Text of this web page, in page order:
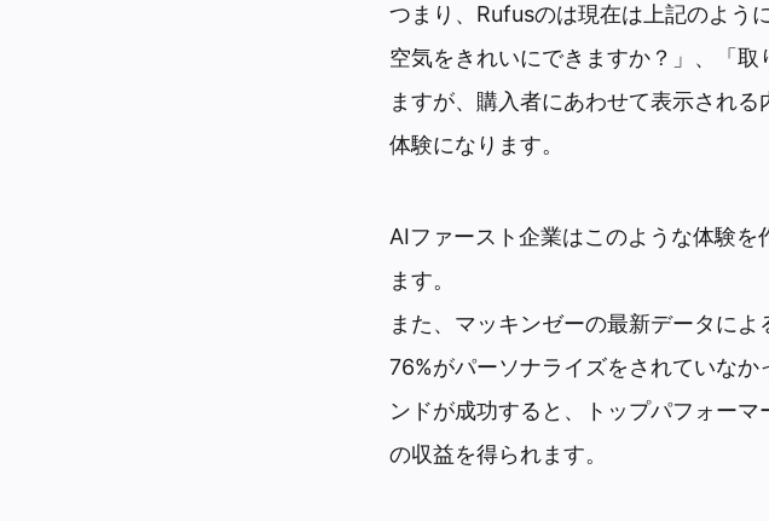
つまり、Rufusのは現在は上記のよう
空気をきれいにできますか？」、「
ますが、購入者にあわせて表示され
体験になります。
AIファースト企業はこのような体験
ます。
また、マッキンゼーの最新データによ
76%がパーソナライズをされていな
ンドが成功すると、トップパフォー
の収益を得られます。